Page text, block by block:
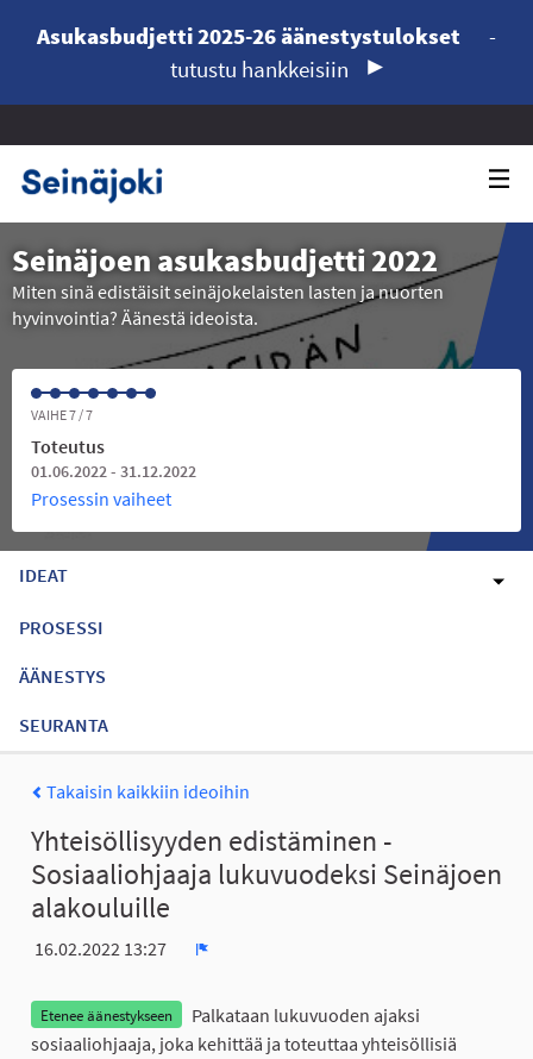
Asukasbudjetti 2025-26 äänestystulokset
-
tutustu hankkeisiin
Seinäjoen asukasbudjetti 2022
Miten sinä edistäisit seinäjokelaisten lasten ja nuorten
hyvinvointia? Äänestä ideoista.
VAIHE 7 / 7
Toteutus
01.06.2022 - 31.12.2022
Prosessin vaiheet
IDEAT
PROSESSI
ÄÄNESTYS
SEURANTA
Takaisin kaikkiin ideoihin
Yhteisöllisyyden edistäminen -
Sosiaaliohjaaja lukuvuodeksi Seinäjoen
alakouluille
16.02.2022 13:27
Etenee äänestykseen
Palkataan lukuvuoden ajaksi
sosiaaliohjaaja, joka kehittää ja toteuttaa yhteisöllisiä